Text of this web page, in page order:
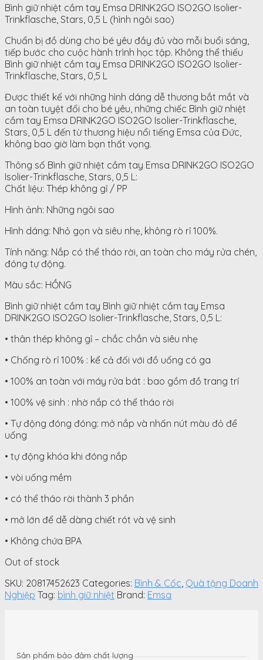
was:
1.050.000
is:
760.000
Bình giữ nhiệt cầm tay Emsa DRINK2GO ISO2GO Isolier-
Trinkflasche, Stars, 0,5 L (hình ngôi sao)
Chuẩn bị đồ dùng cho bé yêu đầy đủ vào mỗi buổi sáng,
tiếp bước cho cuộc hành trình học tập. Không thể thiếu
Bình giữ nhiệt cầm tay Emsa DRINK2GO ISO2GO Isolier-
Trinkflasche, Stars, 0,5 L
Được thiết kế với những hình dáng dễ thương bắt mắt và
an toàn tuyệt đối cho bé yêu, những chiếc Bình giữ nhiệt
cầm tay Emsa DRINK2GO ISO2GO Isolier-Trinkflasche,
Stars, 0,5 L đến từ thương hiệu nổi tiếng Emsa của Đức,
không bao giờ làm bạn thất vọng.
Thông số Bình giữ nhiệt cầm tay Emsa DRINK2GO ISO2GO
Isolier-Trinkflasche, Stars, 0,5 L:
Chất liệu: Thép không gỉ / PP
Hình ảnh: Những ngôi sao
Hình dáng: Nhỏ gọn và siêu nhẹ, không rò rỉ 100%.
Tính năng: Nắp có thể tháo rời, an toàn cho máy rửa chén,
đóng tự động.
Màu sắc: HỒNG
Bình giữ nhiệt cầm tay Bình giữ nhiệt cầm tay Emsa
DRINK2GO ISO2GO Isolier-Trinkflasche, Stars, 0,5 L:
• thân thép không gỉ – chắc chắn và siêu nhẹ
• Chống rò rỉ 100% : kể cả đối với đồ uống có ga
• 100% an toàn với máy rửa bát : bao gồm đồ trang trí
• 100% vệ sinh : nhờ nắp có thể tháo rời
• Tự động đóng đóng: mở nắp và nhấn nút màu đỏ để
uống
• tự động khóa khi đóng nắp
• vòi uống mềm
• có thể tháo rời thành 3 phần
• mở lớn để dễ dàng chiết rót và vệ sinh
• Không chứa BPA
Out of stock
SKU: 20817452623 Categories: Bình & Cốc Quà tặng Doanh
Nghiệp Tag: bình giữ nhiệt Brand: Emsa
Sản phẩm bảo đảm chất lượng